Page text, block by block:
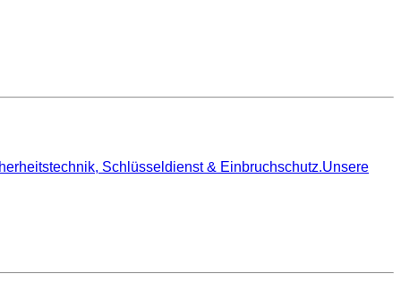
Schlüsseldienst & Einbruchschutz.Unsere